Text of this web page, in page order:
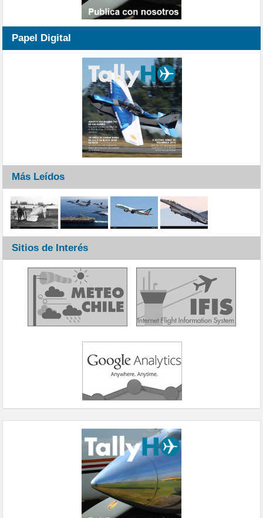
Papel Digital
Más Leídos
Sitios de Interés